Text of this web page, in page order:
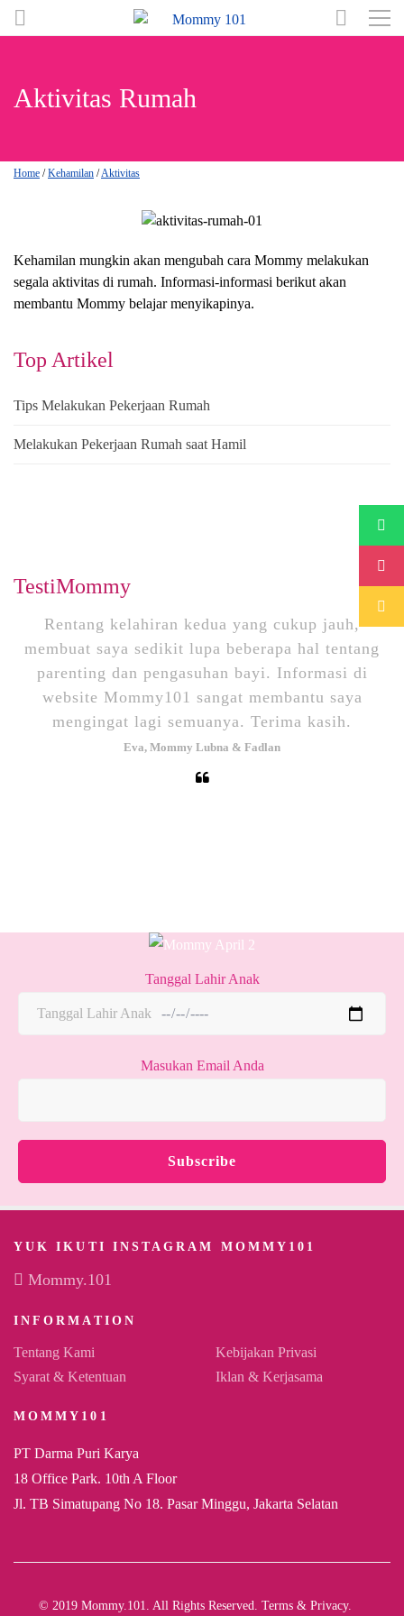
Aktivitas Rumah
Home /Kehamilan /Aktivitas
Kehamilan mungkin akan mengubah cara Mommy melakukan
segala aktivitas di rumah. Informasi-informasi berikut akan
membantu Mommy belajar menyikapinya.
Top Artikel
Tips Melakukan Pekerjaan Rumah
Melakukan Pekerjaan Rumah saat Hamil
TestiMommy
Rentang kelahiran kedua yang cukup jauh,
membuat saya sedikit lupa beberapa hal tentang
parenting dan pengasuhan bayi. Informasi di
website Mommy101 sangat membantu saya
mengingat lagi semuanya. Terima kasih.
Eva, Mommy Lubna & Fadlan
Tanggal Lahir Anak
Masukan Email Anda
YUK IKUTI INSTAGRAM MOMMY101
Mommy.101
INFORMATION
Tentang Kami
Kebijakan Privasi
Syarat & Ketentuan
Iklan & Kerjasama
MOMMY101
PT Darma Puri Karya
18 Office Park. 10th A Floor
Jl. TB Simatupang No 18. Pasar Minggu, Jakarta Selatan
© 2019 Mommy.101. All Rights Reserved. Terms & Privacy.